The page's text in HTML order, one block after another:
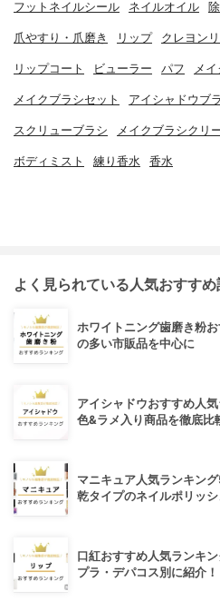
フットネイルシール ネイルオイル
爪やすり・爪磨き リップ クレヨン
リップコート ビューラー パフ メ
メイクブラシセット アイシャドウブ
スクリューブラシ メイクブラシクリ
ボディミスト 練り香水 香水
よく見られている人気おすす
ホワイトニング歯磨き粉
の多い市販品を中心に
アイシャドウおすすめ人
色&ラメ入り商品を徹底比
マニキュア人気ランキン
乾タイプのネイルポリッシ
口紅おすすめ人気ランキ
プラ・デパコス別に紹介！